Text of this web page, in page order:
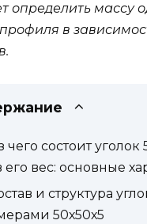
определить массу
в
чего состоит уголок
его вес: основные
и структура
50х50х5